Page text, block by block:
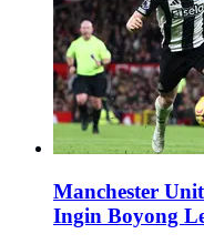
Manchester
Ingin Boyong